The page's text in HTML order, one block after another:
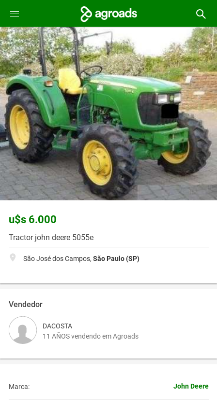
u$s 6.000
Tractor john deere 5055e
São José dos Campos, São Paulo (SP)
Vendedor
DACOSTA
11 AÑOS vendendo em Agroads
Marca: John Deere